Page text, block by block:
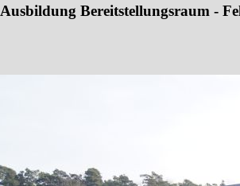
Ausbildung Bereitstellungsraum -